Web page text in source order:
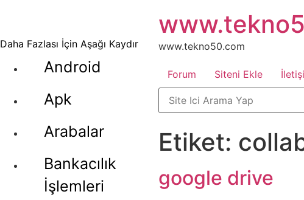
Daha Fazlası İçin Aşağı Kaydır
Android
Apk
Arabalar
Bankacılık
İşlemleri
atla
www.tekno50.com
Forum Siteni Ekle
Etiket:
google drive